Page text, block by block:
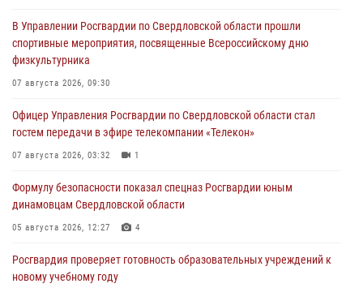
В Управлении Росгвардии по Свердловской области прошли
спортивные мероприятия, посвященные Всероссийскому дню
физкультурника
07 августа 2026, 09:30
Офицер Управления Росгвардии по Свердловской области стал
гостем передачи в эфире телекомпании «Телекон»
07 августа 2026, 03:32 1
Формулу безопасности показал спецназ Росгвардии юным
динамовцам Свердловской области
05 августа 2026, 12:27 4
Росгвардия проверяет готовность образовательных учреждений к
новому учебному году